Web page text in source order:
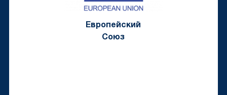
Европейский
Союз